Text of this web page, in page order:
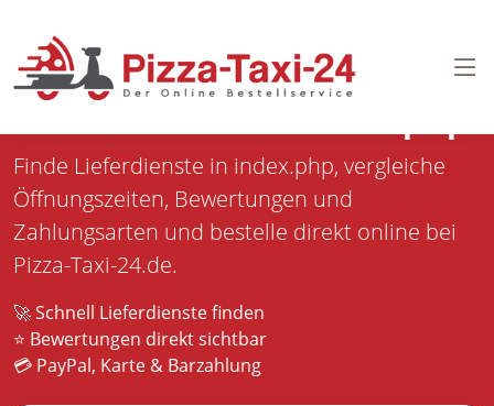
Finde Lieferdienste in index.php, vergleiche
Öffnungszeiten, Bewertungen und
Zahlungsarten und bestelle direkt online bei
Pizza-Taxi-24.de.
🚀 Schnell Lieferdienste finden
⭐ Bewertungen direkt sichtbar
💳 PayPal, Karte & Barzahlung